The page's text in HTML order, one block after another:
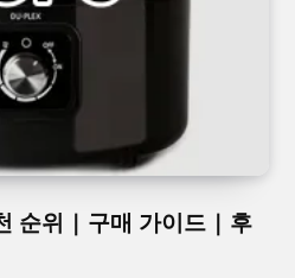
순위 | 구매 가이드 | 후